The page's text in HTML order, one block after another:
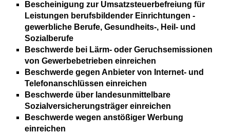
Bescheinigung zur Umsatzsteuerbefreiung für
Leistungen berufsbildender Einrichtungen -
gewerbliche Berufe, Gesundheits-, Heil- und
Sozialberufe
Beschwerde bei Lärm- oder Geruchsemissionen
von Gewerbebetrieben einreichen
Beschwerde gegen Anbieter von Internet- und
Telefonanschlüssen einreichen
Beschwerde über landesunmittelbare
Sozialversicherungsträger einreichen
Beschwerde wegen anstößiger Werbung
einreichen